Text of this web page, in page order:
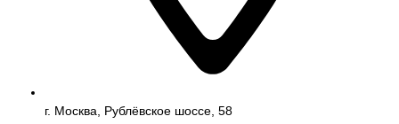
г. Москва, Рублёвское шоссе, 58